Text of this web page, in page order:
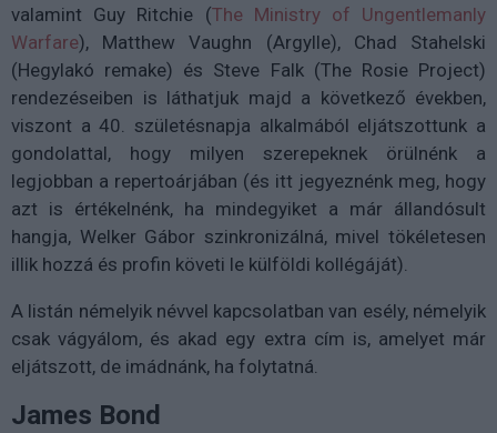
valamint Guy Ritchie (The Ministry of Ungentlemanly
Warfare), Matthew Vaughn (Argylle), Chad Stahelski
(Hegylakó remake) és Steve Falk (The Rosie Project)
rendezéseiben is láthatjuk majd a következő években,
viszont a 40. születésnapja alkalmából eljátszottunk a
gondolattal, hogy milyen szerepeknek örülnénk a
legjobban a repertoárjában (és itt jegyeznénk meg, hogy
azt is értékelnénk, ha mindegyiket a már állandósult
hangja, Welker Gábor szinkronizálná, mivel tökéletesen
illik hozzá és profin követi le külföldi kollégáját).
A listán némelyik névvel kapcsolatban van esély, némelyik
csak vágyálom, és akad egy extra cím is, amelyet már
eljátszott, de imádnánk, ha folytatná.
James Bond